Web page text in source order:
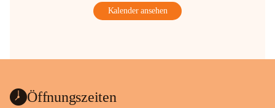
Kalender ansehen
Öffnungszeiten